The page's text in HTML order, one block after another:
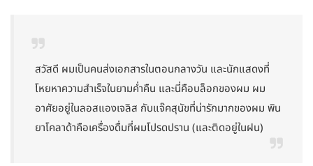
สวัสดี ผมเป็นคนส่งเอกสารในตอนกลางวัน และนักแสดงที่
โหยหาความสำเร็จในยามค่ำคืน และนี่คือบล็อกของผม ผม
อาศัยอยู่ในลอสแองเจลิส กับแจ๊คสุนัขที่น่ารักมากของผม พิน
ยาโคลาด้าคือเครื่องดื่มที่ผมโปรดปราน (และติดอยู่ในฝน)